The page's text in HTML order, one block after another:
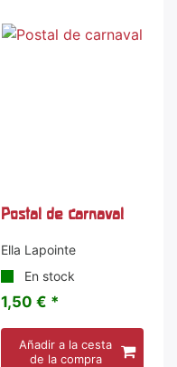
Postal de carnaval
Ella Lapointe
En stock
1,50 € *
Añadir a la cesta
de la compra